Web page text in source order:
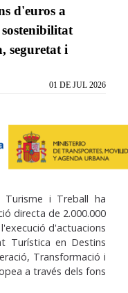
d'euros a
seguretat i
01 DE JUL 2026
Turisme i Treball ha
directa de 2.000.000
d'actuacions
Turística en Destins
Transformació i
a través dels fons